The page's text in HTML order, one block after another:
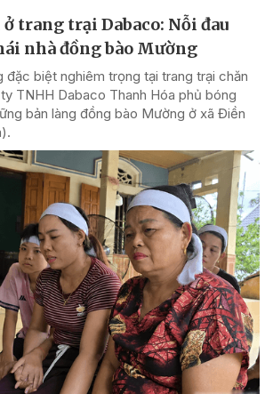
ở trang trại Dabaco: Nỗi đau
nhà đồng bào Mường
đặc biệt nghiêm trọng tại trang trại chăn
TNHH Dabaco Thanh Hóa phủ bóng
bản làng đồng bào Mường ở xã Điền